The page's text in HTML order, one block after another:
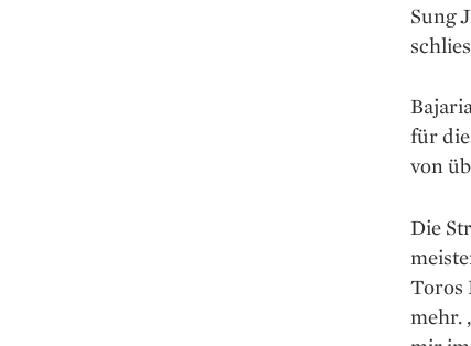
Sung
für
von
Die
Toros
mehr.